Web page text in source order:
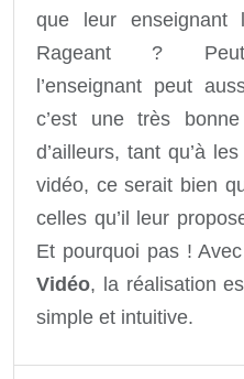
que leur enseignant
Rageant ?
l’enseignant peut
c’est une très
d’ailleurs, tant qu’à
vidéo, ce serait bien
celles qu’il leur
Et pourquoi pas !
Vidéo, la réalisation
simple et intuitive.